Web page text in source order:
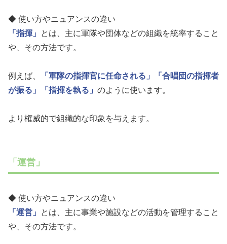
◆ 使い方やニュアンスの違い
「指揮」
とは、主に軍隊や団体などの組織を統率すること
や、その方法です。
例えば、 「軍隊の指揮官に任命される」
「合唱団の指揮者
が振る」
「指揮を執る」 のように使います。
より権威的で組織的な印象を与えます。
「運営」
◆ 使い方やニュアンスの違い
「運営」
とは、主に事業や施設などの活動を管理すること
や、その方法です。